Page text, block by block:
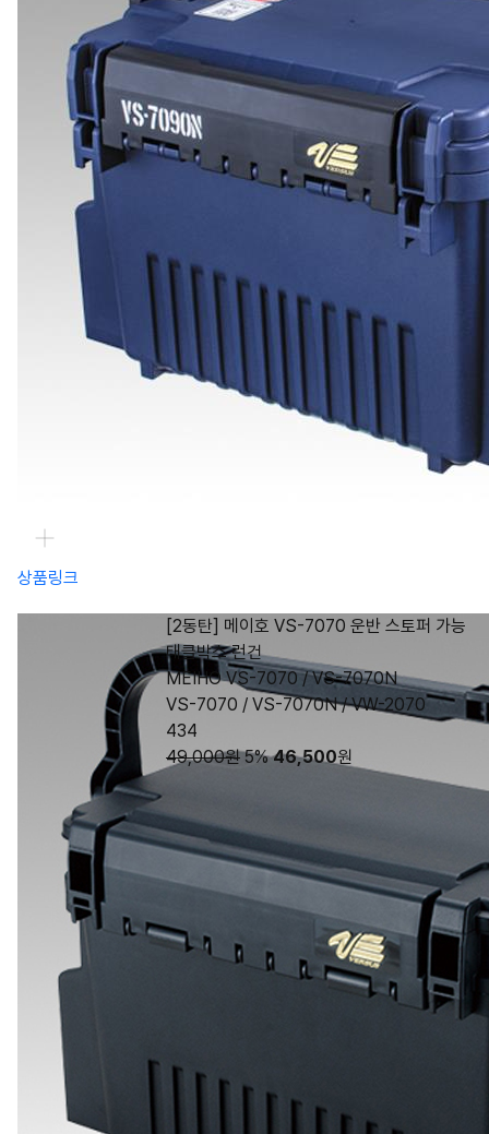
상품링크
[2동탄] 메이호 VS-7070 운반 스토퍼 가능
태클박스 런건
MEIHO VS-7070 / VS-7070N
VS-7070 / VS-7070N / VW-2070
434
49,000원 5% 46,500원